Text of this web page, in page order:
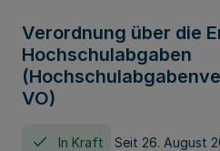
Verordnung über die
Hochschulabgaben
VO)
In Kraft Seit 26. August